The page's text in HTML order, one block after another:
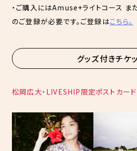
・ご購入にはAmuse+ライトコース ま
のご登録が必要です。ご登録はこちら。
グッズ付きチケ
松岡広大・LIVESHIP限定ポストカード